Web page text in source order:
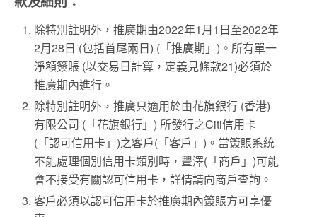
除特別註明外，推廣期由2022年1月1日至2022年
2月28日 (包括首尾兩日) (「推廣期」)。所有單一
淨額簽賬 (以交易日計算，定義見條款21)必須於
推廣期內進行。
除特別註明外，推廣只適用於由花旗銀行 (香港)
有限公司 (「花旗銀行」) 所發行之Citi信用卡
(「認可信用卡」)之客戶(「客戶」)。當簽賬系統
不能處理個別信用卡類別時，豐澤(「商戶」)可能
會不接受有關認可信用卡，詳情請向商戶查詢。
客戶必須以認可信用卡於推廣期內簽賬方可享優